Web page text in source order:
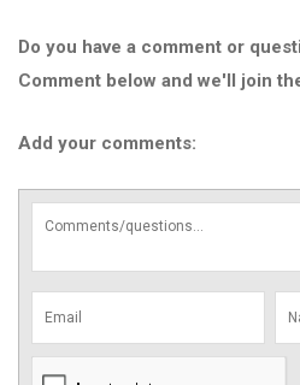
Do you have a comment or
Comment below and we'll join
Add your comments: